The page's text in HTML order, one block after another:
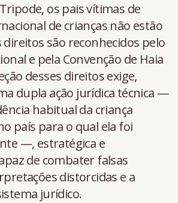
os pais vítimas de
de crianças não estão
direitos são reconhecidos pelo
e pela Convenção de Haia
desses direitos exige,
dupla ação jurídica técnica —
habitual da criança
país para o qual ela foi
—, estratégica e
de combater falsas
distorcidas e a
jurídico.